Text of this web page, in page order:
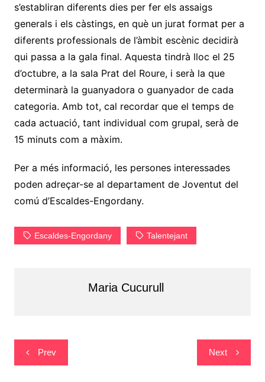
s’establiran diferents dies per fer els assaigs
generals i els càstings, en què un jurat format per a
diferents professionals de l’àmbit escènic decidirà
qui passa a la gala final. Aquesta tindrà lloc el 25
d’octubre, a la sala Prat del Roure, i serà la que
determinarà la guanyadora o guanyador de cada
categoria. Amb tot, cal recordar que el temps de
cada actuació, tant individual com grupal, serà de
15 minuts com a màxim.
Per a més informació, les persones interessades
poden adreçar-se al departament de Joventut del
comú d’Escaldes-Engordany.
Escaldes-Engordany Talentejant
Maria Cucurull
Navegació
d'entrades
Prev Next